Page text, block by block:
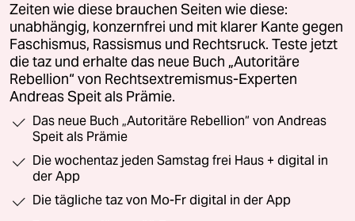
Zeiten wie diese brauchen Seiten wie diese:
unabhängig, konzernfrei und mit klarer Kante gegen
Faschismus, Rassismus und Rechtsruck. Teste jetzt
die taz und erhalte das neue Buch „Autoritäre
Rebellion“ von Rechtsextremismus-Experten
Andreas Speit als Prämie.
Das neue Buch „Autoritäre Rebellion“ von Andreas
Speit als Prämie
Die wochentaz jeden Samstag frei Haus + digital in
der App
Die tägliche taz von Mo-Fr digital in der App